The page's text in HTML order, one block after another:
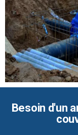
Besoin d'un